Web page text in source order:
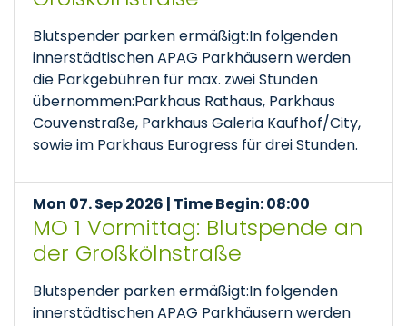
Blutspender parken ermäßigt:In folgenden
innerstädtischen APAG Parkhäusern werden
die Parkgebühren für max. zwei Stunden
übernommen:Parkhaus Rathaus, Parkhaus
Couvenstraße, Parkhaus Galeria Kaufhof/City,
sowie im Parkhaus Eurogress für drei Stunden.
Mon 07. Sep 2026 | Time Begin: 08:00
MO 1 Vormittag: Blutspende an
der Großkölnstraße
Blutspender parken ermäßigt:In folgenden
innerstädtischen APAG Parkhäusern werden